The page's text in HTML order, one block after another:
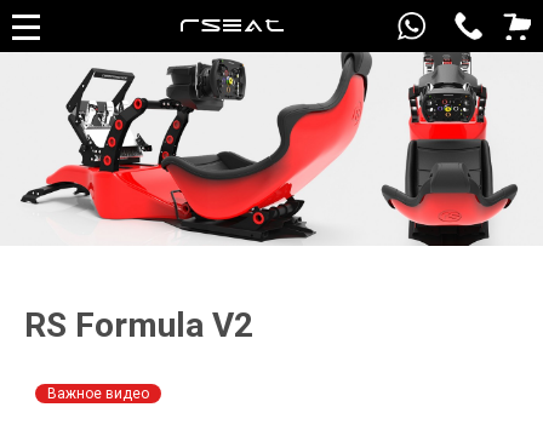
RS Formula V2
Важное видео